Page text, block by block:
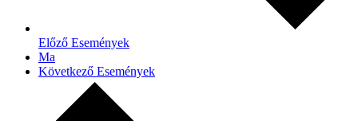
Előző Események
Ma
Következő Események